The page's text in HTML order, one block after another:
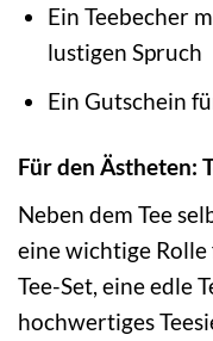
Ein Teebecher
lustigen Spruch
Ein Gutschein
Für den Ästheten:
Neben dem Tee
eine wichtige Rolle
Tee-Set, eine edle
hochwertiges